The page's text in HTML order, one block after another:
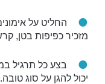
החליט על
מזכיר כפיפות בטן,
יכול להגן על סוג טובה.